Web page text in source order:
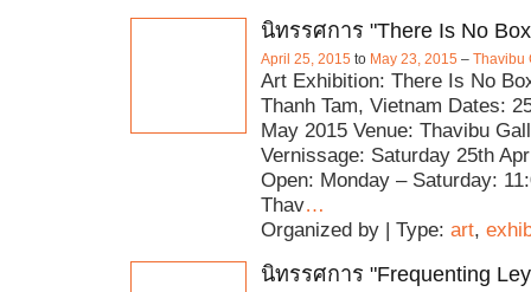
นิทรรศการ "There Is No
April 25, 2015 to May 23, 2015 – Thavibu
Art Exhibition: There Is No
Thanh Tam, Vietnam Dates:
May 2015 Venue: Thavibu
Vernissage: Saturday 25th
Open: Monday – Saturday:
Thav…
Organized by | Type: art,
นิทรรศการ "Frequenting